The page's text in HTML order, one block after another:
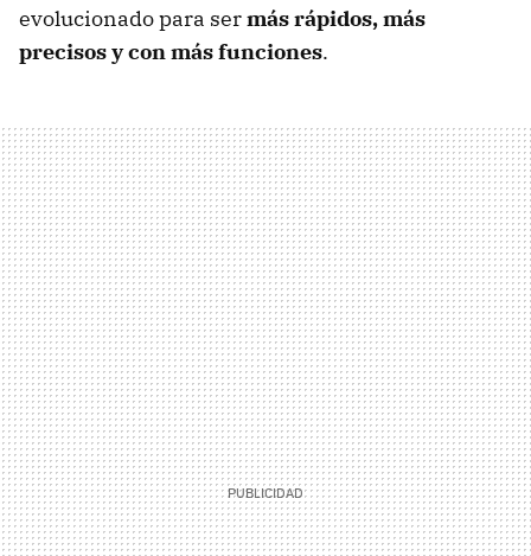
evolucionado para sermás rápidos, más
precisos y con más funciones.